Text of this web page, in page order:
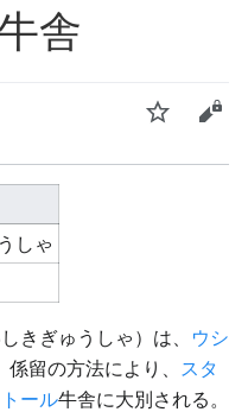
舎
ウォッチソ
しゃ
きぎゅうしゃ）は、 ウシ
係留の方法により、 スタ
ール牛舎に大別される。